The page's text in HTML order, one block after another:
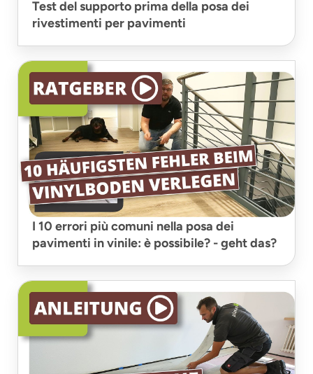
Test del supporto prima della posa dei
rivestimenti per pavimenti
I 10 errori più comuni nella posa dei
pavimenti in vinile: è possibile? - geht das?